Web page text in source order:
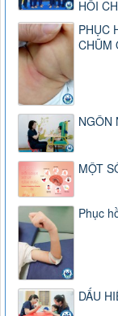
HỒI
PHỤC
CHŨM
NGÔN
MỘT
Phục
DẤU